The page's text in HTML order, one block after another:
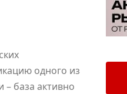
одного из
– база активно